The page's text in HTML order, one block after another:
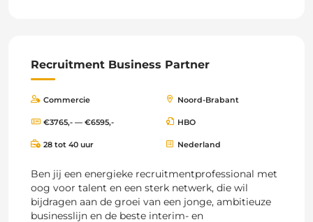
Recruitment Business Partner
Commercie Noord-Brabant
€3765,- — €6595,- HBO
28 tot 40 uur Nederland
Ben jij een energieke recruitmentprofessional met
oog voor talent en een sterk netwerk, die wil
bijdragen aan de groei van een jonge, ambitieuze
businesslijn en de beste interim- en